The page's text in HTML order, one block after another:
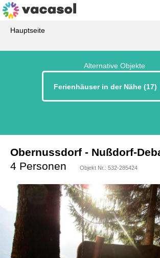
Hauptseite
Alternative Objekte
Ferienhäuser in der Nähe (17)
Obernussdorf
- 9990
- Nußdorf-
4 Personen
Objekt Nr.: 532-285424